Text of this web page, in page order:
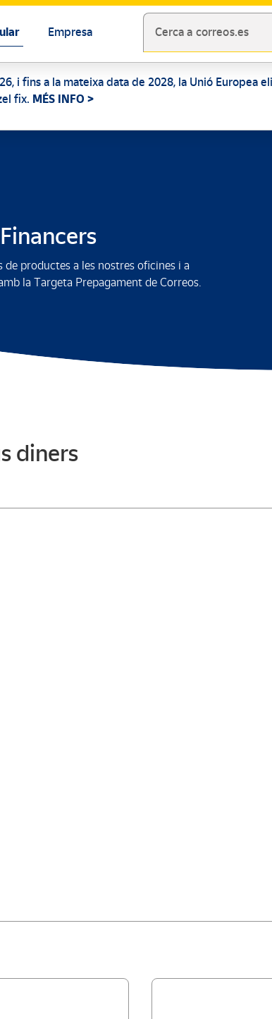
Empresa Cerca a correos.es
i fins a la mateixa data de 2028, la Unió
fix. MÉS INFO >
productes a les nostres oficines i a
la Targeta Prepagament de Correos.
diners